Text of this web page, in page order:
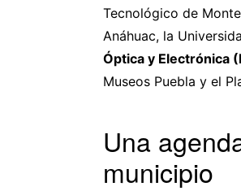
Tecnológico de
Anáhuac, la
Óptica y Electrónica
Museos Puebla y el
Una
municipio